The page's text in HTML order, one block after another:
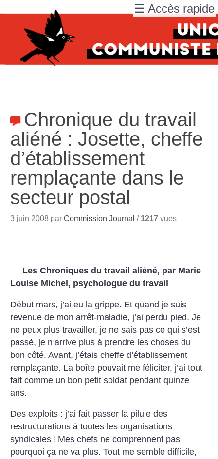
Chronique du travail
aliéné : Josette, cheffe
d’établissement
remplaçante dans le
secteur postal
3 juin 2008 parCommission Journal / 1217 vues
Les Chroniques du travail aliéné, par Marie
Louise Michel, psychologue du travail
Début mars, j’ai eu la grippe. Et quand je suis
revenue de mon arrêt-maladie, j’ai perdu pied. Je
ne peux plus travailler, je ne sais pas ce qui s’est
passé, je n’arrive plus à prendre les choses du
bon côté. Avant, j’étais cheffe d’établissement
remplaçante. La boîte pouvait me féliciter, j’ai tout
fait comme un bon petit soldat pendant quinze
ans.
Des exploits : j’ai fait passer la pilule des
restructurations à toutes les organisations
syndicales ! Mes chefs ne comprennent pas
pourquoi ça ne va plus. Tout me semble difficile,
☰ Accès rapide